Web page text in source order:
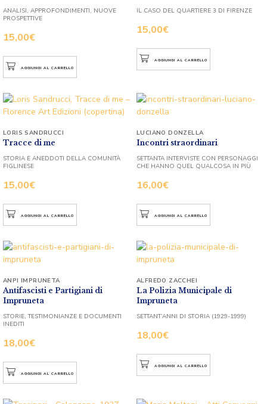
15,00€
ANALISI, APPROFONDIMENTI, NUOVE
PROSPETTIVE
AGGIUNGI AL CARRELLO
15,00€
IL CASO DEL QUARTIERE 3 DI FIRENZE
AGGIUNGI AL CARRELLO
Tracce di me
15,00€
LORIS SANDRUCCI
STORIA E ANEDDOTI DELLA COMUNITÀ
FIGLINESE
AGGIUNGI AL CARRELLO
Incontri straordinari
16,00€
LUCIANO DONZELLA
SETTANTA INTERVISTE CON PERSONAGGI
CHE HANNO QUEL QUALCOSA IN PIÙ
AGGIUNGI AL CARRELLO
Antifascisti e Partigiani di
Impruneta
18,00€
ANPI IMPRUNETA
STORIE, TESTIMONIANZE E DOCUMENTI
INEDITI
AGGIUNGI AL CARRELLO
La Polizia Municipale di
Impruneta
18,00€
ALFREDO ZACCHEI
SETTANT’ANNI DI STORIA (1929-1999)
AGGIUNGI AL CARRELLO